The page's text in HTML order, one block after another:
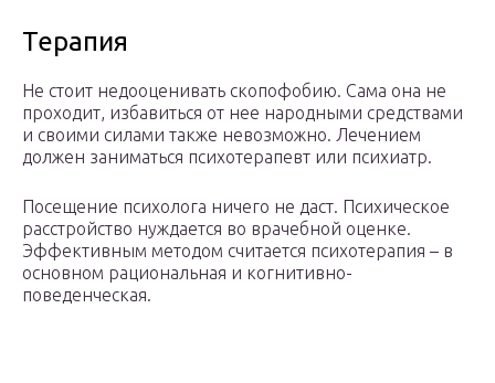
Терапия
Не стоит недооценивать скопофобию. Сама она не
проходит, избавиться от нее народными средствами
и своими силами также невозможно. Лечением
должен заниматься психотерапевт или психиатр.
Посещение психолога ничего не даст. Психическое
расстройство нуждается во врачебной оценке.
Эффективным методом считается психотерапия – в
основном рациональная и когнитивно-
поведенческая.